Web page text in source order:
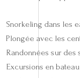
Snorkeling dans les
Plongée avec les
Randonnées sur des
Excursions en